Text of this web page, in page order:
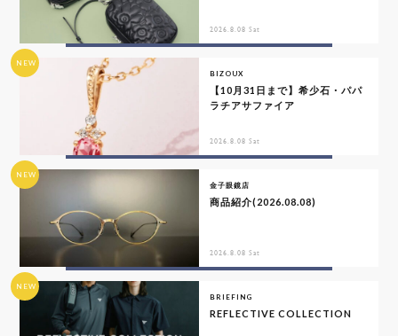
2026.8.08 Sat
NEW
BIZOUX
【10月31日まで】希少石・パパ
ラチアサファイア
2026.8.08 Sat
NEW
金子眼鏡店
商品紹介(2026.08.08)
2026.8.08 Sat
NEW
BRIEFING
REFLECTIVE COLLECTION